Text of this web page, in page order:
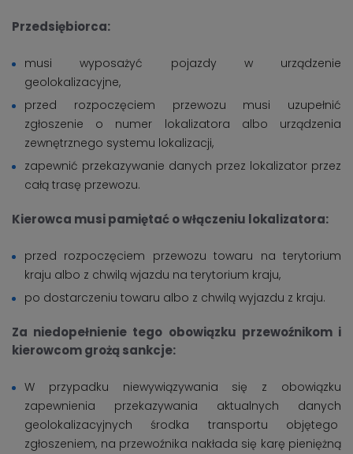
Przedsiębiorca:
musi wyposażyć pojazdy w urządzenie
geolokalizacyjne,
przed rozpoczęciem przewozu musi uzupełnić
zgłoszenie o numer lokalizatora albo urządzenia
zewnętrznego systemu lokalizacji,
zapewnić przekazywanie danych przez lokalizator przez
całą trasę przewozu.
Kierowca musi pamiętać o włączeniu lokalizatora:
przed rozpoczęciem przewozu towaru na terytorium
kraju albo z chwilą wjazdu na terytorium kraju,
po dostarczeniu towaru albo z chwilą wyjazdu z kraju.
Za niedopełnienie tego obowiązku przewoźnikom i
kierowcom grożą sankcje:
W przypadku niewywiązywania się z obowiązku
zapewnienia przekazywania aktualnych danych
geolokalizacyjnych środka transportu objętego
zgłoszeniem, na przewoźnika nakłada się karę pieniężną